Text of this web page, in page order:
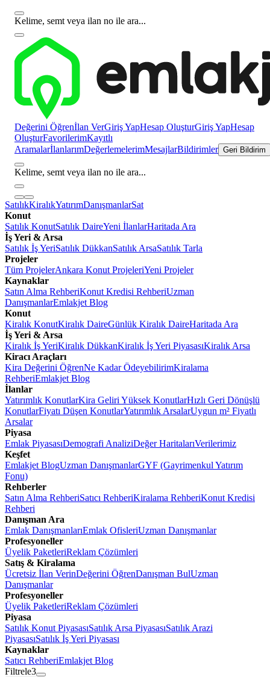
Kelime, semt veya ilan no ile ara...
Değerini Öğrenİlan VerGiriş YapHesap OluşturGiriş YapHesap
OluşturFavorilerimKayıtlı
AramalarİlanlarımDeğerlemelerimMesajlarBildirimler Geri Bildirim
Kelime, semt veya ilan no ile ara...
SatılıkKiralıkYatırımDanışmanlarSat
Konut
Satılık KonutSatılık DaireYeni İlanlarHaritada Ara
İş Yeri & Arsa
Satılık İş YeriSatılık DükkanSatılık ArsaSatılık Tarla
Projeler
Tüm ProjelerAnkara Konut ProjeleriYeni Projeler
Kaynaklar
Satın Alma RehberiKonut Kredisi RehberiUzman
DanışmanlarEmlakjet Blog
Konut
Kiralık KonutKiralık DaireGünlük Kiralık DaireHaritada Ara
İş Yeri & Arsa
Kiralık İş YeriKiralık DükkanKiralık İş Yeri PiyasasıKiralık Arsa
Kiracı Araçları
Kira Değerini ÖğrenNe Kadar ÖdeyebilirimKiralama
RehberiEmlakjet Blog
İlanlar
Yatırımlık KonutlarKira Geliri Yüksek KonutlarHızlı Geri Dönüşlü
KonutlarFiyatı Düşen KonutlarYatırımlık ArsalarUygun m² Fiyatlı
Arsalar
Piyasa
Emlak PiyasasıDemografi AnaliziDeğer HaritalarıVerilerimiz
Keşfet
Emlakjet BlogUzman DanışmanlarGYF (Gayrimenkul Yatırım
Fonu)
Rehberler
Satın Alma RehberiSatıcı RehberiKiralama RehberiKonut Kredisi
Rehberi
Danışman Ara
Emlak DanışmanlarıEmlak OfisleriUzman Danışmanlar
Profesyoneller
Üyelik PaketleriReklam Çözümleri
Satış & Kiralama
Ücretsiz İlan VerinDeğerini ÖğrenDanışman BulUzman
Danışmanlar
Profesyoneller
Üyelik PaketleriReklam Çözümleri
Piyasa
Satılık Konut PiyasasıSatılık Arsa PiyasasıSatılık Arazi
PiyasasıSatılık İş Yeri Piyasası
Kaynaklar
Satıcı RehberiEmlakjet Blog
Filtrele3